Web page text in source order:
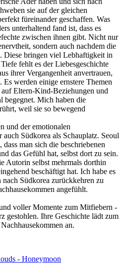
sie auf der gleichen
füreinander geschaffen. Was
unterhaltend fand ist, dass es
zwischen ihnen gibt. Nicht nur
sondern auch nachdem die
Diese bringen viel Lebhaftigkeit in
fehlt es der Liebesgeschichte
ihrer Vergangenheit anvertrauen,
Es werden einige ernstere Themen
Eltern-Kind-Beziehungen und
begegnet. Mich haben die
weil sie so bewegend
und der emotionalen
Südkorea als Schauplatz. Seoul
man sich die beschriebenen
das Gefühl hat, selbst dort zu sein.
Autorin selbst mehrmals dorthin
beschäftigt hat. Ich habe es
Südkorea zurückkehren zu
angefühlt.
voller Momente zum Mitfiebern -
gestohlen. Ihre Geschichte lädt zum
an.